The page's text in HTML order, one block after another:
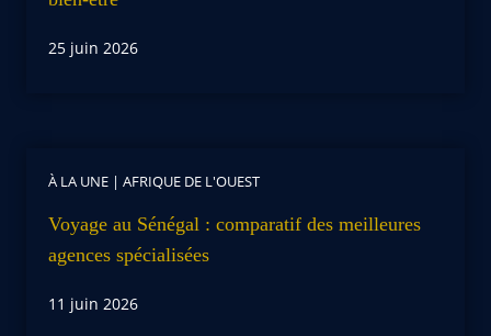
25 juin 2026
À LA UNE | AFRIQUE DE L'OUEST
Voyage au Sénégal : comparatif des meilleures
agences spécialisées
11 juin 2026